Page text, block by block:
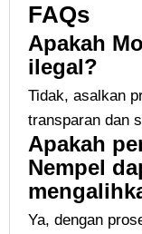
FAQs
Apakah
ilegal?
Tidak, asalkan
transparan dan
Apakah
Nempel
Ya, dengan